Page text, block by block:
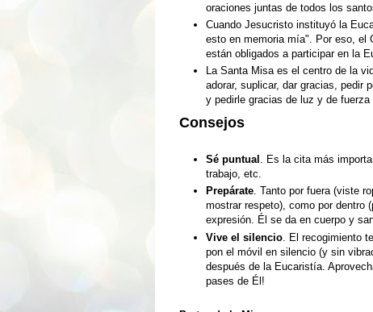
oraciones juntas de todos los
Cuando Jesucristo instituyó la
esto en memoria mía". Por eso, el
están obligados a participar en la
La Santa Misa es el centro de la
adorar, suplicar, dar gracias, pedir
y pedirle gracias de luz y de
Consejos
Sé puntual . Es la cita más
trabajo, etc.
Prepárate. Tanto por fuera (viste
mostrar respeto), como por dentro
expresión. Él se da en cuerpo y
Vive el silencio. El recogimiento
pon el móvil en silencio (y sin
después de la Eucaristía.
pases de Él!